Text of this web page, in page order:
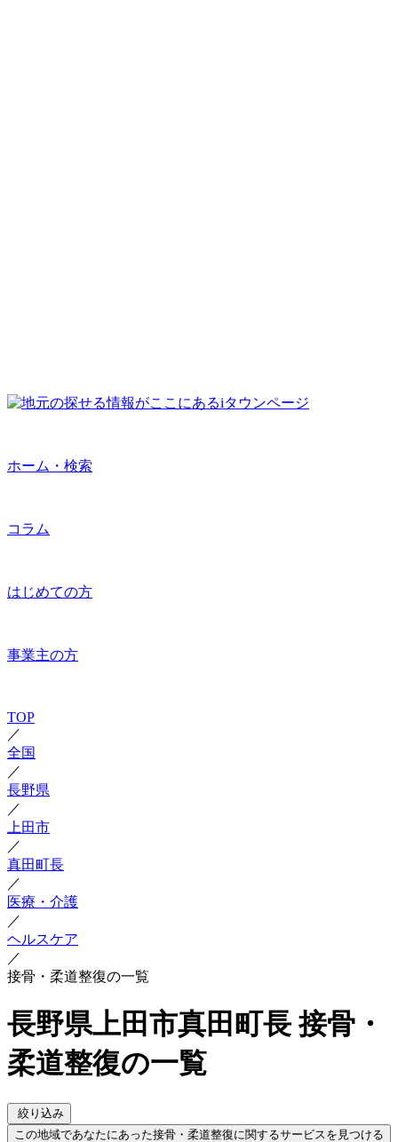
ホーム・検索
コラム
はじめての方
事業主の方
TOP
／
全国
／
長野県
／
上田市
／
真田町長
／
医療・介護
／
ヘルスケア
／
接骨・柔道整復の一覧
長野県上田市真田町長 接骨・
柔道整復の一覧
絞り込み
この地域であなたにあった接骨・柔道整復に関するサービスを見つける